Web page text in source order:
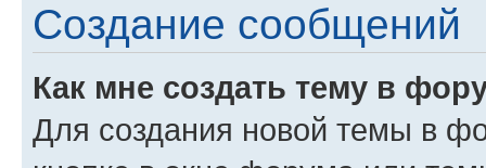
Создание сообщений
Как мне создать тему в
Для создания новой темы в